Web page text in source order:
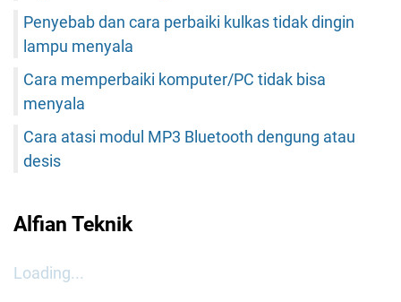
Penyebab dan cara perbaiki kulkas tidak dingin
lampu menyala
Cara memperbaiki komputer/PC tidak bisa
menyala
Cara atasi modul MP3 Bluetooth dengung atau
desis
Alfian Teknik
Loading...